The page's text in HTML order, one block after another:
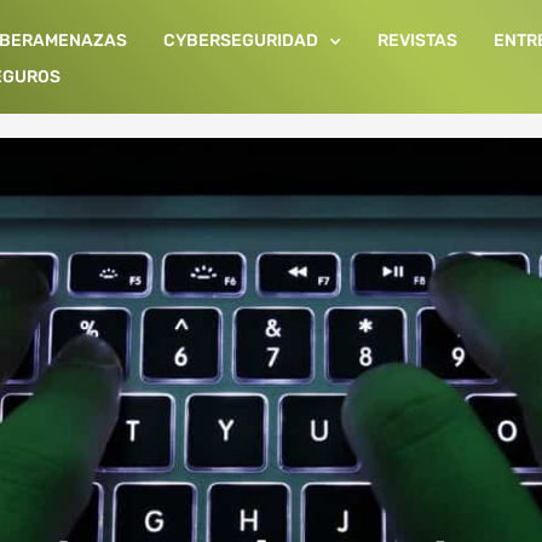
CYBERSEGURIDAD REVISTAS